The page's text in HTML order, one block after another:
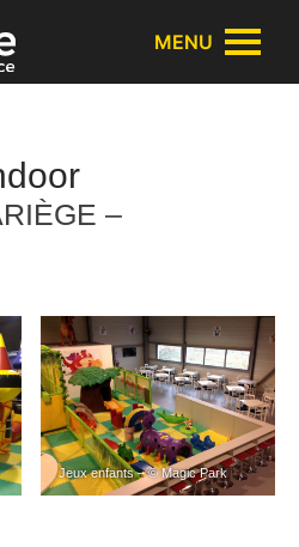
MENU
–
Jeux enfants – © Magic Park